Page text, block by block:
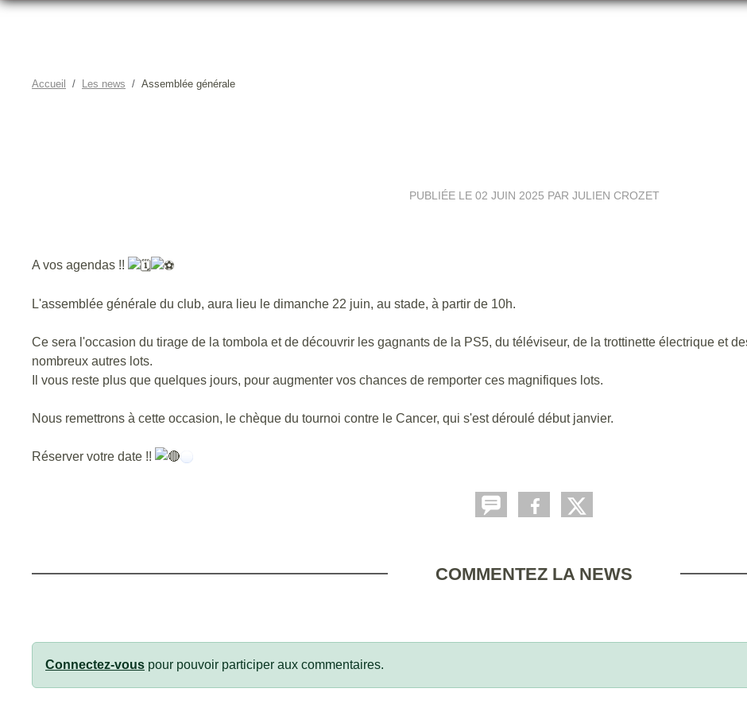
Accueil Les news Assemblée générale
PUBLIÉE LE 02 JUIN 2025 PAR JULIEN CROZET
A vos agendas !!
L'assemblée générale du club, aura lieu le dimanche 22 juin, au stade, à partir de 10h.
Ce sera l'occasion du tirage de la tombola et de découvrir les gagnants de la PS5, du téléviseur, de la trottinette électrique et
nombreux autres lots.
Il vous reste plus que quelques jours, pour augmenter vos chances de remporter ces magnifiques lots.
Nous remettrons à cette occasion, le chèque du tournoi contre le Cancer, qui s'est déroulé début janvier.
Réserver votre date !!
COMMENTEZ LA NEWS
Connectez-vous pour pouvoir participer aux commentaires.